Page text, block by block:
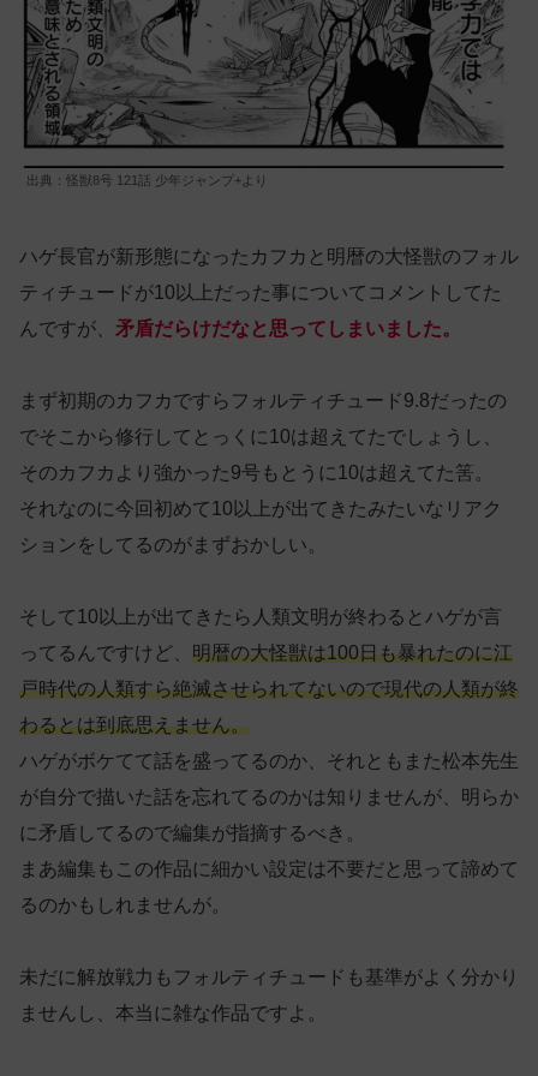
出典：怪獣8号 121話 少年ジャンプ+より
ハゲ長官が新形態になったカフカと明暦の大怪獣のフォル
ティチュードが10以上だった事についてコメントしてた
んですが、 矛盾だらけだなと思ってしまいました。
まず初期のカフカですらフォルティチュード9.8だったの
でそこから修行してとっくに10は超えてたでしょうし、
そのカフカより強かった9号もとうに10は超えてた筈。
それなのに今回初めて10以上が出てきたみたいなリアク
ションをしてるのがまずおかしい。
そして10以上が出てきたら人類文明が終わるとハゲが言
ってるんですけど、 明暦の大怪獣は100日も暴れたのに江
戸時代の人類すら絶滅させられてないので現代の人類が終
わるとは到底思えません。
ハゲがボケてて話を盛ってるのか、それともまた松本先生
が自分で描いた話を忘れてるのかは知りませんが、明らか
に矛盾してるので編集が指摘するべき。
まあ編集もこの作品に細かい設定は不要だと思って諦めて
るのかもしれませんが。
未だに解放戦力もフォルティチュードも基準がよく分かり
ませんし、本当に雑な作品ですよ。